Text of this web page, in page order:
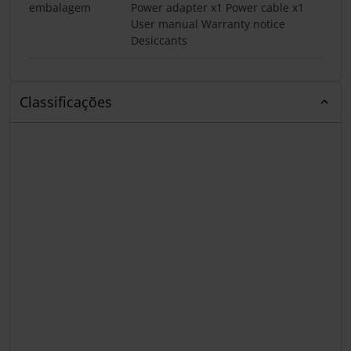
embalagem
Power adapter x1 Power cable x1
User manual Warranty notice
Desiccants
Classificações